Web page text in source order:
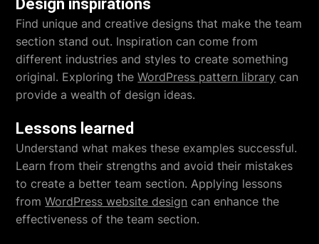
Design inspirations
Find unique and creative designs that make the team
section stand out. Inspiration can come from
different industries and styles to create something
original. Exploring theWordPress pattern library can
provide a wealth of design ideas.
Lessons learned
Understand what makes these examples successful.
Learn from their strengths and avoid their mistakes
to create a better team section. Applying lessons
fromWordPress website design can enhance the
effectiveness of the team section.